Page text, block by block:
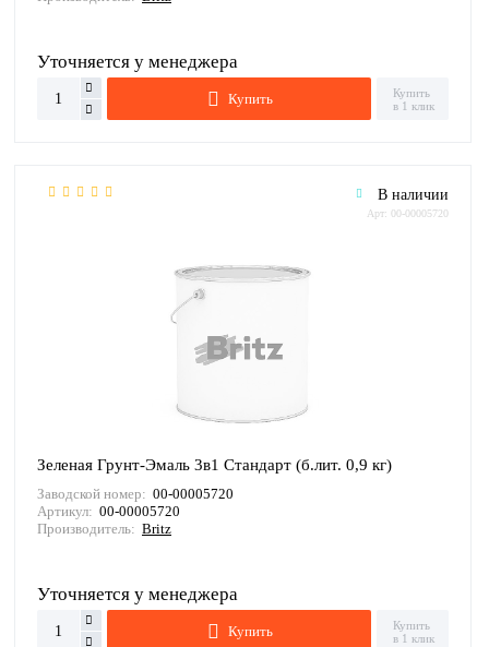
Уточняется у менеджера
Купить
Купить
в 1 клик
В наличии
Арт: 00-00005720
Зеленая Грунт-Эмаль 3в1 Стандарт (б.лит. 0,9 кг)
Заводской номер: 00-00005720
Артикул: 00-00005720
Производитель: Britz
Уточняется у менеджера
Купить
Купить
в 1 клик